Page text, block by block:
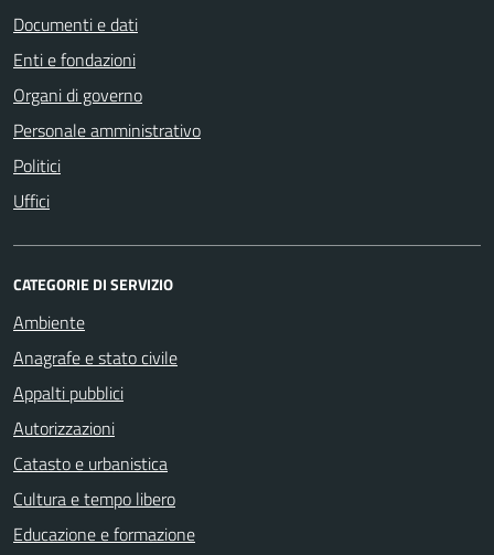
Documenti e dati
Enti e fondazioni
Organi di governo
Personale amministrativo
Politici
Uffici
CATEGORIE DI SERVIZIO
Ambiente
Anagrafe e stato civile
Appalti pubblici
Autorizzazioni
Catasto e urbanistica
Cultura e tempo libero
Educazione e formazione